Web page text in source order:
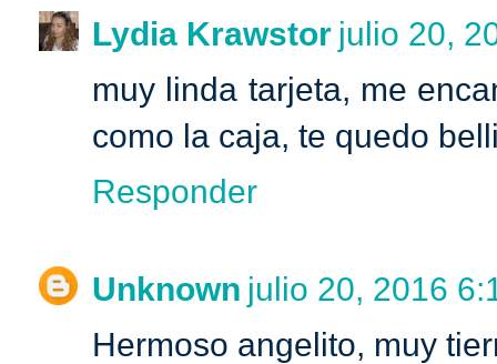
Lydia Krawstor julio 20,
muy linda tarjeta, me
como la caja, te quedo
Responder
Unknown julio 20, 2016
Hermoso angelito, muy